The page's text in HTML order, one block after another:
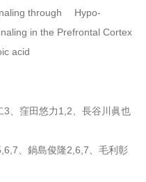
through Hypo-
in the Prefrontal Cortex
acid
、窪田悠力1,2、長谷川眞也
、鍋島俊隆2,6,7、毛利彰